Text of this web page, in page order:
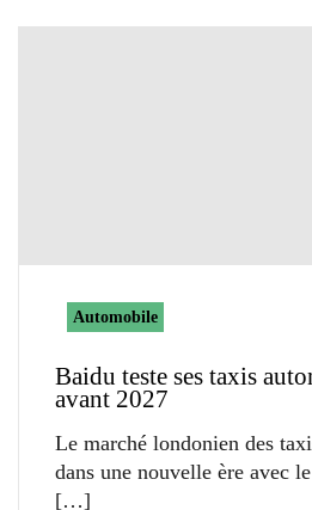
Automobile
Baidu teste ses taxis
avant 2027
Le marché londonien des
dans une nouvelle ère avec